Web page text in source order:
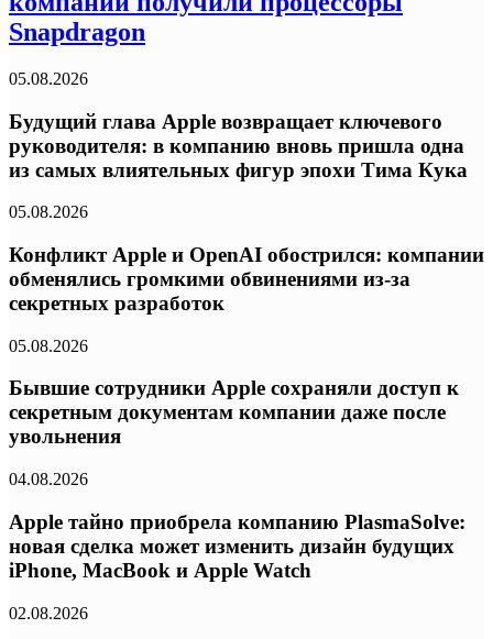
Snapdragon
05.08.2026
Будущий глава Apple возвращает ключевого
руководителя: в компанию вновь пришла одна
из самых влиятельных фигур эпохи Тима Кука
05.08.2026
Конфликт Apple и OpenAI обострился: компании
обменялись громкими обвинениями из-за
секретных разработок
05.08.2026
Бывшие сотрудники Apple сохраняли доступ к
секретным документам компании даже после
увольнения
04.08.2026
Apple тайно приобрела компанию PlasmaSolve:
новая сделка может изменить дизайн будущих
iPhone, MacBook и Apple Watch
02.08.2026